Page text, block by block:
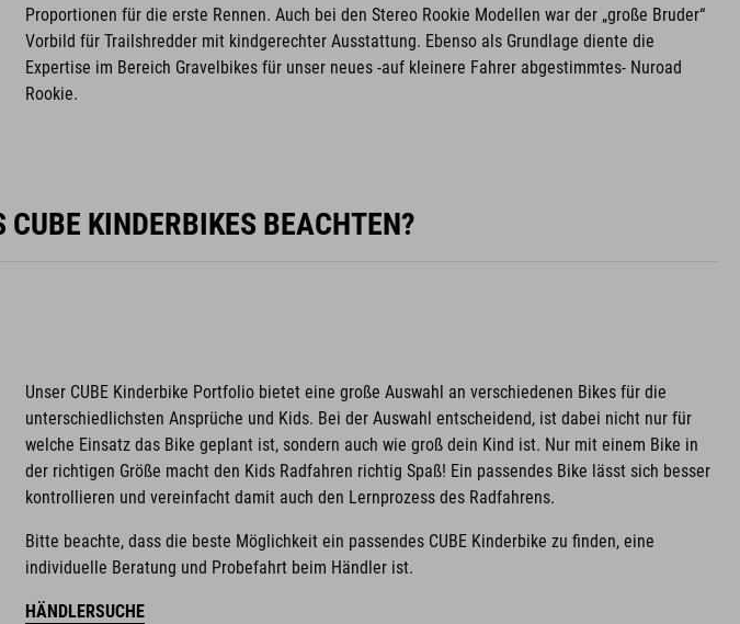
Proportionen für die erste Rennen. Auch bei den Stereo Rookie Modellen war der „große Bruder“
Vorbild für Trailshredder mit kindgerechter Ausstattung. Ebenso als Grundlage diente die
Expertise im Bereich Gravelbikes für unser neues -auf kleinere Fahrer abgestimmtes- Nuroad
Rookie.
KINDERBIKES BEACHTEN?
Unser CUBE Kinderbike Portfolio bietet eine große Auswahl an verschiedenen Bikes für die
unterschiedlichsten Ansprüche und Kids. Bei der Auswahl entscheidend, ist dabei nicht nur für
welche Einsatz das Bike geplant ist, sondern auch wie groß dein Kind ist. Nur mit einem Bike in
der richtigen Größe macht den Kids Radfahren richtig Spaß! Ein passendes Bike lässt sich besser
kontrollieren und vereinfacht damit auch den Lernprozess des Radfahrens.
Bitte beachte, dass die beste Möglichkeit ein passendes CUBE Kinderbike zu finden, eine
individuelle Beratung und Probefahrt beim Händler ist.
HÄNDLERSUCHE